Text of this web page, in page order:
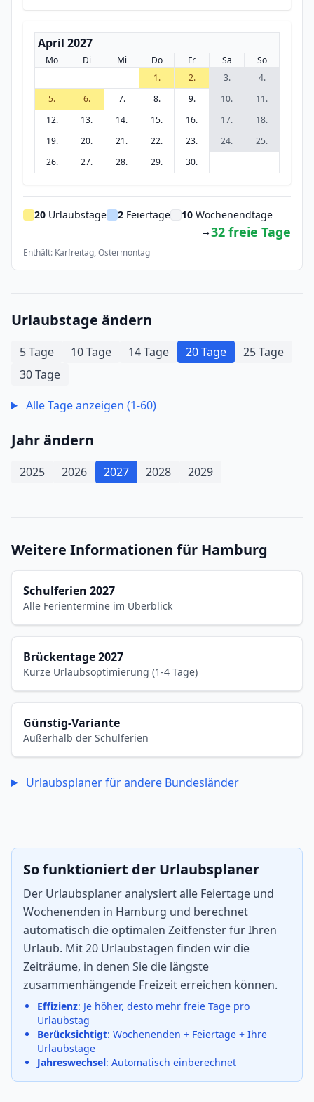
April 2027
Mo Di Mi Do Fr Sa
So
1.
2. 3.
4.
5.
6. 7. 8. 9. 10.
11.
12.
13. 14. 15. 16. 17.
18.
19.
20. 21. 22. 23. 24.
25.
26.
27. 28. 29. 30.
20 Urlaubstage 2 Feiertage 10 Wochenendtage
→32 freie Tage
Enthält: Karfreitag, Ostermontag
Urlaubstage ändern
5 Tage 10 Tage 14 Tage 20 Tage
25 Tage
30 Tage
Alle Tage anzeigen (1-60)
Jahr ändern
2025 2026 2027 2028 2029
Weitere Informationen für Hamburg
Schulferien 2027
Alle Ferientermine im Überblick
Brückentage 2027
Kurze Urlaubsoptimierung (1-4 Tage)
Günstig-Variante
Außerhalb der Schulferien
Urlaubsplaner für andere Bundesländer
So funktioniert der Urlaubsplaner
Der Urlaubsplaner analysiert alle Feiertage und
Wochenenden in Hamburg und berechnet
automatisch die optimalen Zeitfenster für Ihren
Urlaub. Mit 20 Urlaubstagen finden wir die
Zeiträume, in denen Sie die längste
zusammenhängende Freizeit erreichen können.
Effizienz: Je höher, desto mehr freie Tage pro
Urlaubstag
Berücksichtigt: Wochenenden + Feiertage + Ihre
Urlaubstage
Jahreswechsel: Automatisch einberechnet